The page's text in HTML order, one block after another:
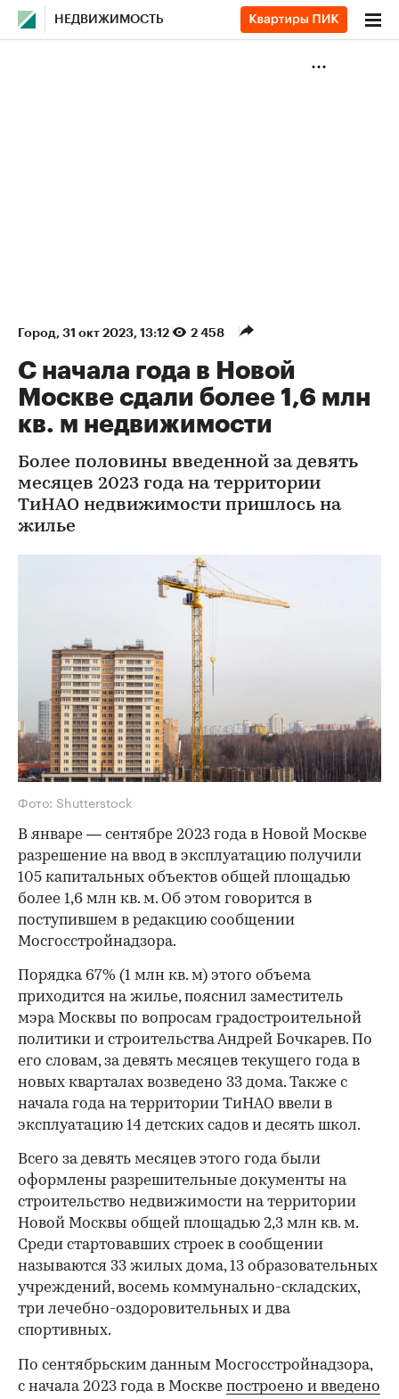
НЕДВИЖИМОСТЬ
Город⁠, 31 окт 2023, 13:12 2 458
С начала года в Новой
Москве сдали более 1,6 млн
кв. м недвижимости
Более половины введенной за девять
месяцев 2023 года на территории
ТиНАО недвижимости пришлось на
жилье
Фото: Shutterstock
В январе — сентябре 2023 года в Новой Москве
разрешение на ввод в эксплуатацию получили
105 капитальных объектов общей площадью
более 1,6 млн кв. м. Об этом говорится в
поступившем в редакцию сообщении
Мосгосстройнадзора.
Порядка 67% (1 млн кв. м) этого объема
приходится на жилье, пояснил заместитель
мэра Москвы по вопросам градостроительной
политики и строительства Андрей Бочкарев. По
его словам, за девять месяцев текущего года в
новых кварталах возведено 33 дома. Также с
начала года на территории ТиНАО ввели в
эксплуатацию 14 детских садов и десять школ.
Всего за девять месяцев этого года были
оформлены разрешительные документы на
строительство недвижимости на территории
Новой Москвы общей площадью 2,3 млн кв. м.
Среди стартовавших строек в сообщении
называются 33 жилых дома, 13 образовательных
учреждений, восемь коммунально-складских,
три лечебно-оздоровительных и два
спортивных.
По сентябрьским данным Мосгосстройнадзора,
с начала 2023 года в Москве построено и введено